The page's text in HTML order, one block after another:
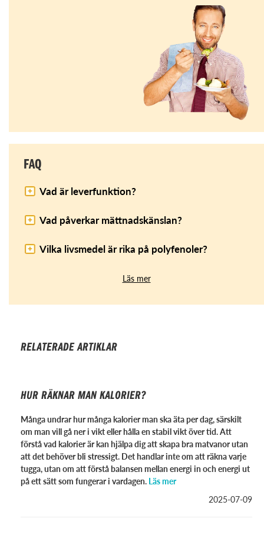
FAQ
Vad är leverfunktion?
Vad påverkar mättnadskänslan?
Vilka livsmedel är rika på polyfenoler?
Läs mer
RELATERADE ARTIKLAR
HUR RÄKNAR MAN KALORIER?
Många undrar hur många kalorier man ska äta per dag, särskilt
om man vill gå ner i vikt eller hålla en stabil vikt över tid. Att
förstå vad kalorier är kan hjälpa dig att skapa bra matvanor utan
att det behöver bli stressigt. Det handlar inte om att räkna varje
tugga, utan om att förstå balansen mellan energi in och energi ut
på ett sätt som fungerar i vardagen. Läs mer
2025-07-09